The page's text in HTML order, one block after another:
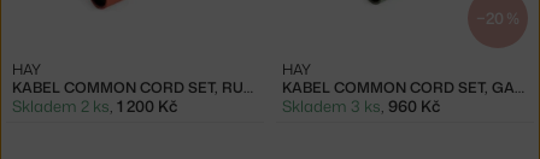
KABEL COMMON CORD SET, RUSTY RED
HAY
Skladem 2 ks, 1 200 Kč
−20 %
KABEL COMMON CORD SET, GARDEN GREEN
HAY
Skladem 3 ks, 960 Kč